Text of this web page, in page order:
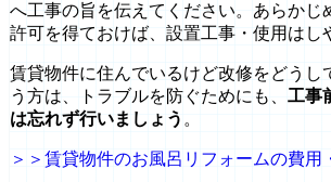
へ工事の旨を伝えてください。あらかじ
許可を得ておけば、設置工事・使用はし
賃貸物件に住んでいるけど改修をどうし
う方は、トラブルを防ぐためにも、 工事
は忘れず行いましょう 。
＞＞賃貸物件のお風呂リフォームの費用